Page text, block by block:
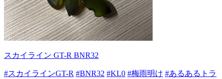
スカイライン GT-R BNR32
#スカイラインGT-R #BNR32 #KL0 #梅雨明け #あるあるトラ